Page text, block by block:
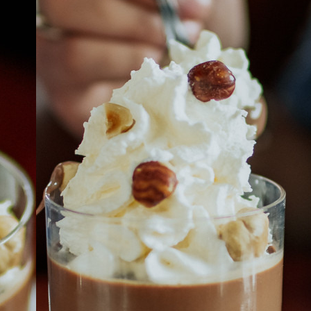
EN ÉPICERIE BOUTIQUE
TRAITEUR ÉVÉNEMENTIEL NOUS JOINDRE
DONNER VOTRE OPINION